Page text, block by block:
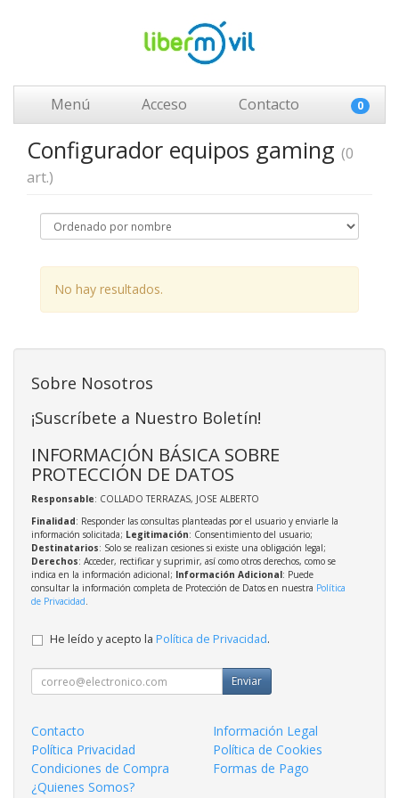
Menú Acceso Contacto 0
Configurador equipos gaming (0
art.)
No hay resultados.
Sobre Nosotros
¡Suscríbete a Nuestro Boletín!
INFORMACIÓN BÁSICA SOBRE
PROTECCIÓN DE DATOS
Responsable: COLLADO TERRAZAS, JOSE ALBERTO
Finalidad: Responder las consultas planteadas por el usuario y enviarle la
información solicitada; Legitimación: Consentimiento del usuario;
Destinatarios: Solo se realizan cesiones si existe una obligación legal;
Derechos: Acceder, rectificar y suprimir, así como otros derechos, como se
indica en la información adicional; Información Adicional: Puede
consultar la información completa de Protección de Datos en nuestra Política
de Privacidad.
He leído y acepto la Política de Privacidad.
Enviar
Contacto
Información Legal
Política Privacidad
Política de Cookies
Condiciones de Compra
Formas de Pago
¿Quienes Somos?